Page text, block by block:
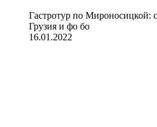
Гастротур по Мироносицкой:
Грузия и фо бо
16.01.2022